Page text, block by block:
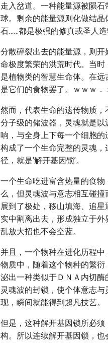
走入岔道。一种能量源被陨
球。剩余的能量源则化做结
石……都是极强的修真或圣人造
分散碎裂出去的能量源，则
命极度繁荣的洪荒时代。当
是植物类的智慧生命体。在
是它们的食物罢了。ｗｗｗ
然而，代表生命的遗传物质
分子级的储波器，灵魂就是
响，与全身上下每一个细胞
构成了一个生命完整的灵魂，
径，就是‘解开基因锁’。
一个生命吃进富含热量的食
么，但灵魂波与意志相互碰撞
展到了极处，移山填海、追星
实中割离出去，形成独立于外
乱放大招也不会空蓝。
并且，一个物种在进化历程
物质中，随着这个物种的繁衍
泌出一种类似于ＤＮＡ内切
灵魂波的封锁，使个体意志
现，瞬间就能得到超凡技艺。
但是，这种解开基因锁所必
构。所以连续解开基因锁，